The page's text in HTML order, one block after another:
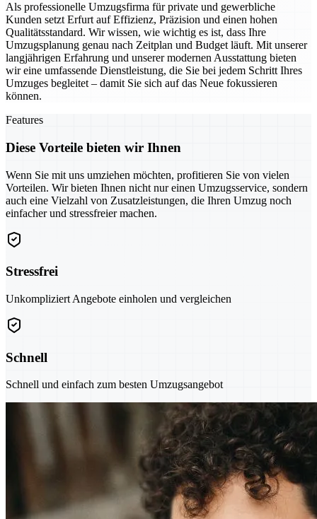
Als professionelle Umzugsfirma für private und gewerbliche
Kunden setzt Erfurt auf Effizienz, Präzision und einen hohen
Qualitätsstandard. Wir wissen, wie wichtig es ist, dass Ihre
Umzugsplanung genau nach Zeitplan und Budget läuft. Mit unserer
langjährigen Erfahrung und unserer modernen Ausstattung bieten
wir eine umfassende Dienstleistung, die Sie bei jedem Schritt Ihres
Umzuges begleitet – damit Sie sich auf das Neue fokussieren
können.
Features
Diese Vorteile bieten wir Ihnen
Wenn Sie mit uns umziehen möchten, profitieren Sie von vielen
Vorteilen. Wir bieten Ihnen nicht nur einen Umzugsservice, sondern
auch eine Vielzahl von Zusatzleistungen, die Ihren Umzug noch
einfacher und stressfreier machen.
Stressfrei
Unkompliziert Angebote einholen und vergleichen
Schnell
Schnell und einfach zum besten Umzugsangebot